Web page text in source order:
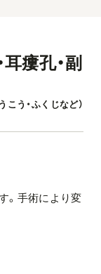
瘻孔・副
こう・ふくじなど）
。手術により変